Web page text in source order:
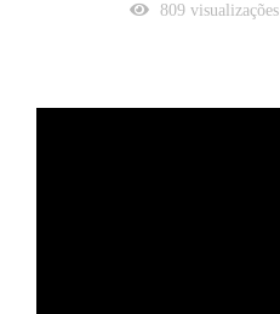
809visualizações